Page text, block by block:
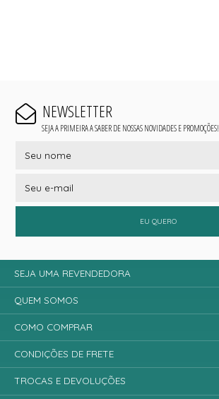
NEWSLETTER
SEJA A PRIMEIRA A SABER DE NOSSAS NOVIDADES E PROMOÇÕES!
EU QUERO
SEJA UMA REVENDEDORA
QUEM SOMOS
COMO COMPRAR
CONDIÇÕES DE FRETE
TROCAS E DEVOLUÇÕES